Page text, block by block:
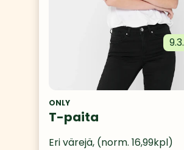
9.3.
ONLY
T-paita
Eri värejä, (norm. 16,99kpl)